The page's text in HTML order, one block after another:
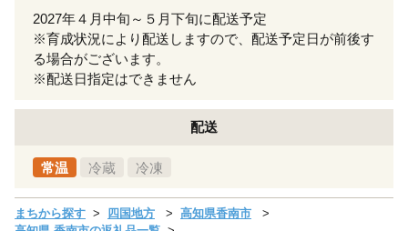
2027年４月中旬～５月下旬に配送予定
※育成状況により配送しますので、配送予定日が前後す
る場合がございます。
※配送日指定はできません
配送
常温 冷蔵 冷凍
まちから探す 四国地方
高知県香南市